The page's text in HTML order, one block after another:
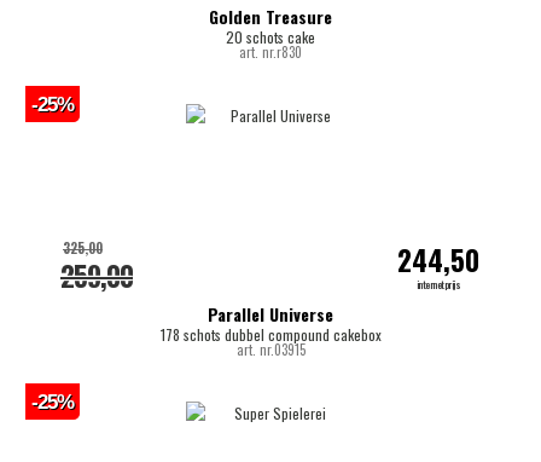
Golden Treasure
20 schots cake
art. nr.r830
Parallel Universe
178 schots dubbel compound cakebox
art. nr.03915
259,00
325,00 244,50
internetprijs
-25%
-25%